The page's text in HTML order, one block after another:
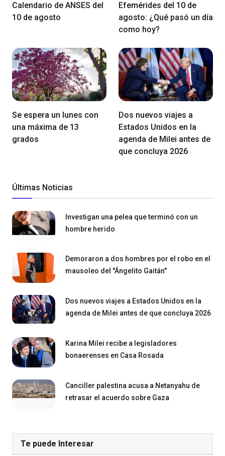
Calendario de ANSES del
10 de agosto
Efemérides del 10 de
agosto: ¿Qué pasó un día
como hoy?
Se espera un lunes con
una máxima de 13
grados
Dos nuevos viajes a
Estados Unidos en la
agenda de Milei antes de
que concluya 2026
Últimas Noticias
Investigan una pelea que terminó con un
hombre herido
Demoraron a dos hombres por el robo en el
mausoleo del "Ángelito Gaitán"
Dos nuevos viajes a Estados Unidos en la
agenda de Milei antes de que concluya 2026
Karina Milei recibe a legisladores
bonaerenses en Casa Rosada
Canciller palestina acusa a Netanyahu de
retrasar el acuerdo sobre Gaza
Te puede Interesar